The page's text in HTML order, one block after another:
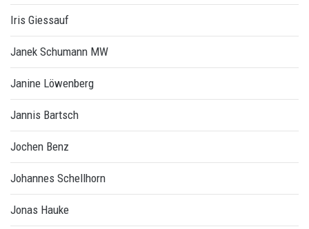
Iris Giessauf
Janek Schumann MW
Janine Löwenberg
Jannis Bartsch
Jochen Benz
Johannes Schellhorn
Jonas Hauke